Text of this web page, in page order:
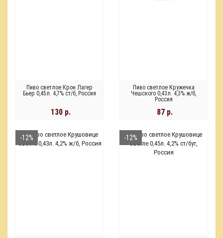
Пиво светлое Крон Лагер
Бьер 0,45л. 4,7% ст/б, Россия
130 р.
Пиво светлое Кружечка
Чешского 0,43л. 4,3% ж/б,
Россия
87 р.
-12% -12%